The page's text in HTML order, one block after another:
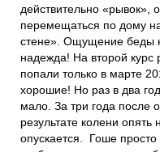
действительно «рывок»,
перемещаться по дому
стене». Ощущение беды
надежда! На второй
попали только в марте
хорошие! Но раз в два
мало. За три года после
результате колени опять
опускается. Гоше